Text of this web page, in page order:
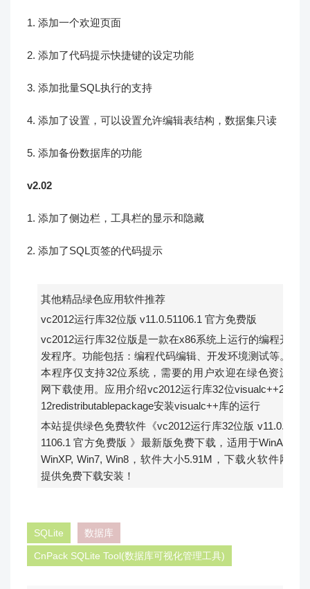
1. 添加一个欢迎页面
2. 添加了代码提示快捷键的设定功能
3. 添加批量SQL执行的支持
4. 添加了设置，可以设置允许编辑表结构，数据集只读
5. 添加备份数据库的功能
v2.02
1. 添加了侧边栏，工具栏的显示和隐藏
2. 添加了SQL页签的代码提示
其他精品绿色应用软件推荐
vc2012运行库32位版 v11.0.51106.1 官方免费版
vc2012运行库32位版是一款在x86系统上运行的编程开
发程序。功能包括：编程代码编辑、开发环境测试等。
本程序仅支持32位系统，需要的用户欢迎在绿色资源
网下载使用。应用介绍vc2012运行库32位visualc++20
12redistributablepackage安装visualc++库的运行
本站提供绿色免费软件《vc2012运行库32位版 v11.0.5
1106.1 官方免费版 》最新版免费下载，适用于WinAll,
WinXP, Win7, Win8，软件大小5.91M，下载火软件网
提供免费下载安装！
SQLite 数据库
CnPack SQLite Tool(数据库可视化管理工具)